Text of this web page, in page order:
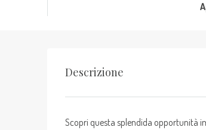
Descrizione
Scopri questa splendida opportunità